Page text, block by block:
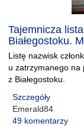
Tajemnicza
Białegostoku.
Listę nazwisk
u zatrzymanego na
z Białegostoku.
Szczegóły
Emerald84
49 komentarzy